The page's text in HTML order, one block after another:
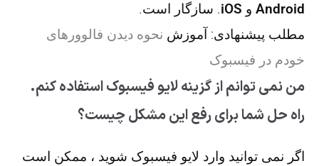
Android و iOS. سازگار است.
مطلب پیشنهادی: آموزش نحوه دیدن فالوورهای
خودم در فیسبوک
من نمی توانم از گزینه لایو فیسبوک استفاده کنم.
راه حل شما برای رفع این مشکل چیست؟
اگر نمی توانید وارد لایو فیسبوک شوید ، ممکن است